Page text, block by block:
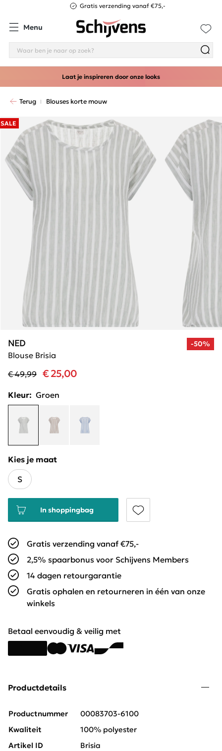
Gratis verzending vanaf €75,-
Menu
Laat je inspireren door onze looks
Terug Blouses korte mouw
SALE
-50%
Blouse Brisia
NED
€ 49,99 € 25,00
Kleur: Groen
Kies je maat
S
In shoppingbag
Gratis verzending vanaf €75,-
2,5% spaarbonus voor Schijvens Members
14 dagen retourgarantie
Gratis ophalen en retourneren in één van onze
winkels
Betaal eenvoudig & veilig met
Productdetails
Productnummer
00083703-6100
Kwaliteit
100% polyester
Artikel ID
Brisia